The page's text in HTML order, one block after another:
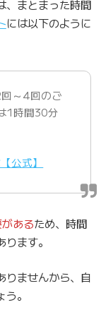
、まとまった時間
には以下のように
～4回のご
1時間30分
公式】
あるため、時間
ます。
りませんから、自
。